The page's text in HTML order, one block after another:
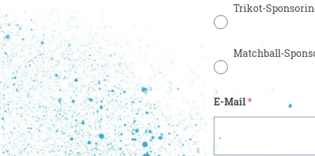
Trikot-
Matchball-
E-Mail*